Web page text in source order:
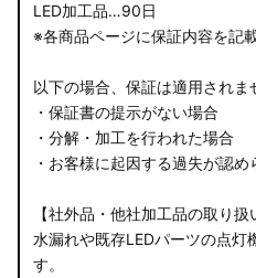
LED加工品…90日
※各商品ページに保証内容を記
以下の場合、保証は適用されま
・保証書の提示がない場合
・分解・加工を行われた場合
・お客様に起因する過失が認め
【社外品・他社加工品の取り扱
水漏れや既存LEDパーツの点灯
す。